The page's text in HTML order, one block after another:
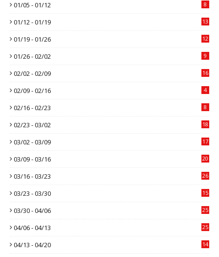
01/05 - 01/12 8
01/12 - 01/19 13
01/19 - 01/26 12
01/26 - 02/02 9
02/02 - 02/09 16
02/09 - 02/16 4
02/16 - 02/23 8
02/23 - 03/02 18
03/02 - 03/09 17
03/09 - 03/16 20
03/16 - 03/23 26
03/23 - 03/30 15
03/30 - 04/06 25
04/06 - 04/13 25
04/13 - 04/20 14